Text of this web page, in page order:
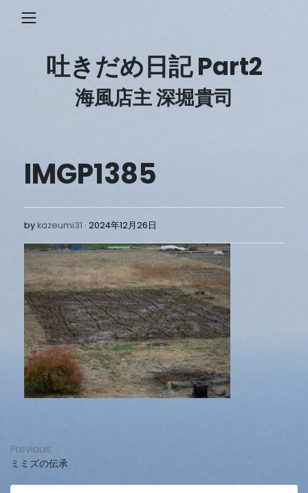
吐きだめ日記 Part2
海風店主 深堀貴司
IMGP1385
bykazeumi31 2024年12月26日
12
月
26
日
投
稿
Previous:
ミミズの伝承